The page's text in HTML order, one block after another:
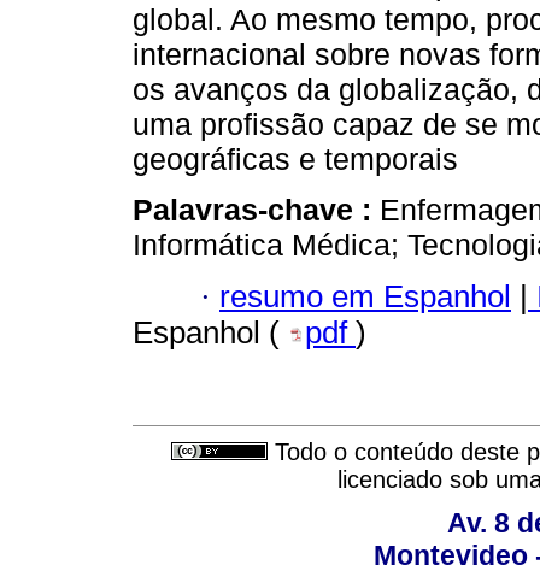
global. Ao mesmo tempo,
internacional sobre novas
os avanços da globalização,
uma profissão capaz de se
geográficas e temporais
Palavras-chave :
Informática Médica;
· resumo em Espanhol |
Espanhol (
pdf )
Todo o conteúdo deste
licenciado sob
Av. 8
Montevideo